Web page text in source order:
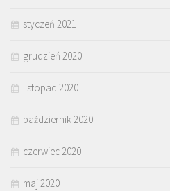
styczeń 2021
grudzień 2020
listopad 2020
październik 2020
czerwiec 2020
maj 2020